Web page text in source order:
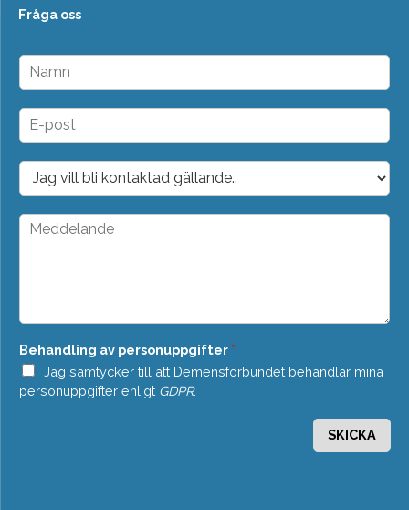
Fråga oss
N
m
n
E
p
o
t
*
D
o
p
M
a
d
e
*
Behandling av personuppgifter *
Jag samtycker till att Demensförbundet behandlar mina
personuppgifter enligt GDPR.
SKICKA